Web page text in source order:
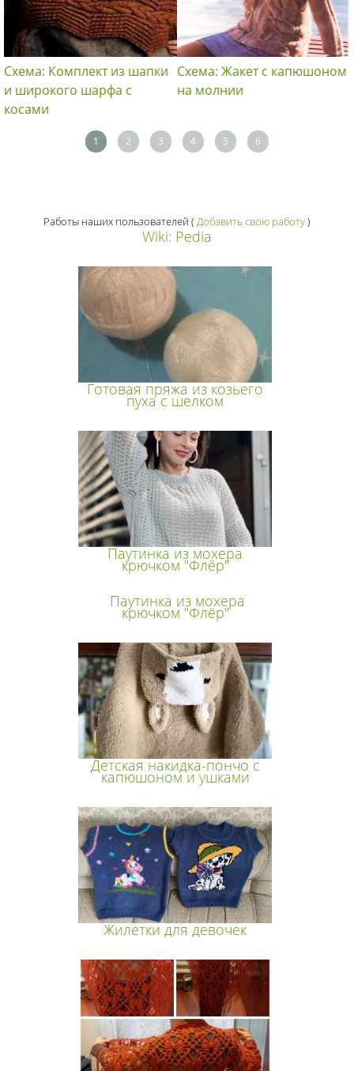
Схема: Комплект из шапки
и широкого шарфа с
косами
Схема: Жакет с капюшоном
на молнии
1 2 3 4 5 6
Работы наших пользователей ( Добавить свою работу)
Wiki: Pedia
Готовая пряжа из козьего
пуха с шелком
Паутинка из мохера
крючком "Флёр"
Паутинка из мохера
крючком "Флёр"
Детская накидка-пончо с
капюшоном и ушками
Жилетки для девочек